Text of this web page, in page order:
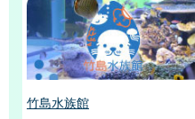
竹島水族館